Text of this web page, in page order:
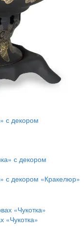
с декором
с декором «Кракелюр»
«Чукотка»